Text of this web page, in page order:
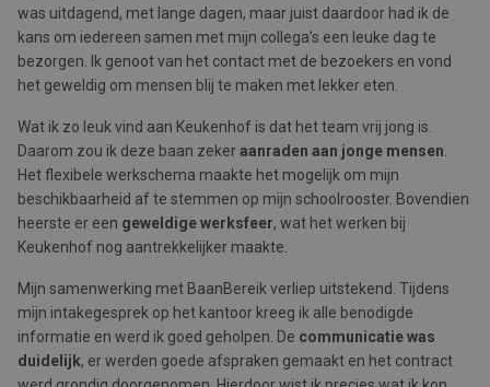
was uitdagend, met lange dagen, maar juist daardoor had ik de
kans om iedereen samen met mijn collega’s een leuke dag te
bezorgen. Ik genoot van het contact met de bezoekers en vond
het geweldig om mensen blij te maken met lekker eten.
Wat ik zo leuk vind aan Keukenhof is dat het team vrij jong is.
Daarom zou ik deze baan zekeraanraden aan jonge mensen
Het flexibele werkschema maakte het mogelijk om mijn
beschikbaarheid af te stemmen op mijn schoolrooster. Bovendien
heerste er een geweldige werksfeer, wat het werken bij
Keukenhof nog aantrekkelijker maakte.
Mijn samenwerking met BaanBereik verliep uitstekend. Tijdens
mijn intakegesprek op het kantoor kreeg ik alle benodigde
informatie en werd ik goed geholpen. De communicatie was
duidelijk, er werden goede afspraken gemaakt en het contract